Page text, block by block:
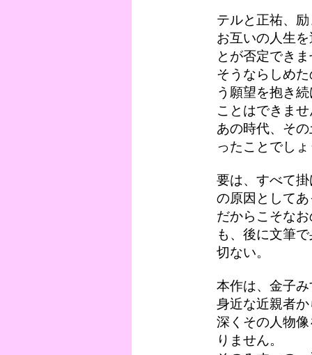
テルと正祐、
お互いの人生
とが否定でき
そうならしめ
う願望を抱き
ことはできま
あの時代、そ
ったことでし
要は、すべて
の原因として
だからこそな
も、後に文筆
切ない。
本作は、金子
身近な近親者
深くその人物
りません。